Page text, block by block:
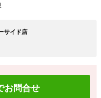
サイド店
お問合せ